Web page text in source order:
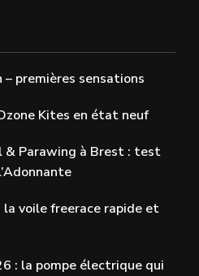
premières sensations
Kites en état neuf
Parawing à Brest : test
la voile freerace rapide et
: la pompe électrique qui